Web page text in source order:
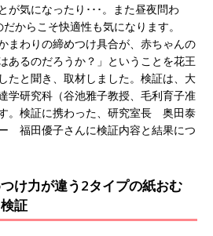
が気になったり･･･。また昼夜問わ
からこそ快適性も気になります。
まわりの締めつけ具合が、赤ちゃんの
あるのだろうか？」ということを花王
たと聞き、取材しました。検証は、大
学研究科（谷池雅子教授、毛利育子准
。検証に携わった、研究室長 奥田泰
福田優子さんに検証内容と結果につ
け力が違う2タイプの紙おむ
証